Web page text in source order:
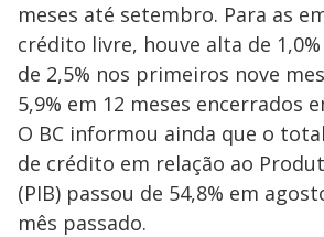
meses até setembro. Para as
crédito livre, houve alta de
de 2,5% nos primeiros nove
5,9% em 12 meses encerrados
O BC informou ainda que o
de crédito em relação ao
(PIB) passou de 54,8% em
mês passado.